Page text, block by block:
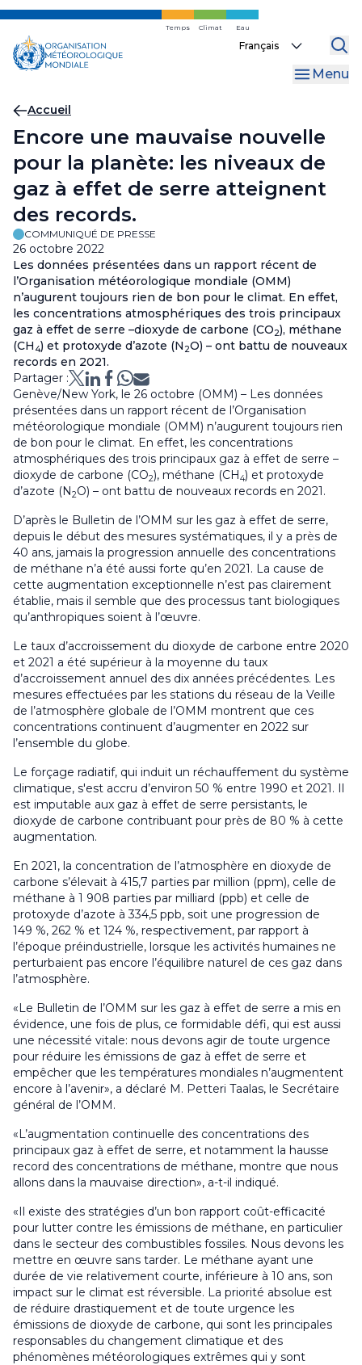
Skip
main
content
Temps Climat Eau
Select
Menu
Fil
d'Ariane
Accueil
Encore une mauvaise nouvelle
pour la planète: les niveaux de
gaz à effet de serre atteignent
des records.
COMMUNIQUÉ DE PRESSE
26 octobre 2022
Les données présentées dans un rapport récent de
l’Organisation météorologique mondiale (OMM)
n’augurent toujours rien de bon pour le climat. En effet,
les concentrations atmosphériques des trois principaux
gaz à effet de serre –dioxyde de carbone (CO2), méthane
(CH 4) et protoxyde d’azote (N 2O) – ont battu de nouveaux
records en 2021.
Partager :
Genève/New York, le 26 octobre (OMM) – Les données
présentées dans un rapport récent de l’Organisation
météorologique mondiale (OMM) n’augurent toujours rien
de bon pour le climat. En effet, les concentrations
atmosphériques des trois principaux gaz à effet de serre –
dioxyde de carbone (CO2), méthane (CH4) et protoxyde
d’azote (N2O) – ont battu de nouveaux records en 2021.
D’après le Bulletin de l’OMM sur les gaz à effet de serre,
depuis le début des mesures systématiques, il y a près de
40 ans, jamais la progression annuelle des concentrations
de méthane n’a été aussi forte qu’en 2021. La cause de
cette augmentation exceptionnelle n’est pas clairement
établie, mais il semble que des processus tant biologiques
qu’anthropiques soient à l’œuvre.
Le taux d’accroissement du dioxyde de carbone entre 2020
et 2021 a été supérieur à la moyenne du taux
d’accroissement annuel des dix années précédentes. Les
mesures effectuées par les stations du réseau de la Veille
de l’atmosphère globale de l’OMM montrent que ces
concentrations continuent d’augmenter en 2022 sur
l’ensemble du globe.
Le forçage radiatif, qui induit un réchauffement du système
climatique, s'est accru d’environ 50 % entre 1990 et 2021. Il
est imputable aux gaz à effet de serre persistants, le
dioxyde de carbone contribuant pour près de 80 % à cette
augmentation.
En 2021, la concentration de l’atmosphère en dioxyde de
carbone s’élevait à 415,7 parties par million (ppm), celle de
méthane à 1 908 parties par milliard (ppb) et celle de
protoxyde d’azote à 334,5 ppb, soit une progression de
149 %, 262 % et 124 %, respectivement, par rapport à
l’époque préindustrielle, lorsque les activités humaines ne
perturbaient pas encore l’équilibre naturel de ces gaz dans
l’atmosphère.
«Le Bulletin de l’OMM sur les gaz à effet de serre a mis en
évidence, une fois de plus, ce formidable défi, qui est aussi
une nécessité vitale: nous devons agir de toute urgence
pour réduire les émissions de gaz à effet de serre et
empêcher que les températures mondiales n’augmentent
encore à l’avenir», a déclaré M. Petteri Taalas, le Secrétaire
général de l’OMM.
«L’augmentation continuelle des concentrations des
principaux gaz à effet de serre, et notamment la hausse
record des concentrations de méthane, montre que nous
allons dans la mauvaise direction», a-t-il indiqué.
«Il existe des stratégies d’un bon rapport coût-efficacité
pour lutter contre les émissions de méthane, en particulier
dans le secteur des combustibles fossiles. Nous devons les
mettre en œuvre sans tarder. Le méthane ayant une
durée de vie relativement courte, inférieure à 10 ans, son
impact sur le climat est réversible. La priorité absolue est
de réduire drastiquement et de toute urgence les
émissions de dioxyde de carbone, qui sont les principales
responsables du changement climatique et des
phénomènes météorologiques extrêmes qui y sont